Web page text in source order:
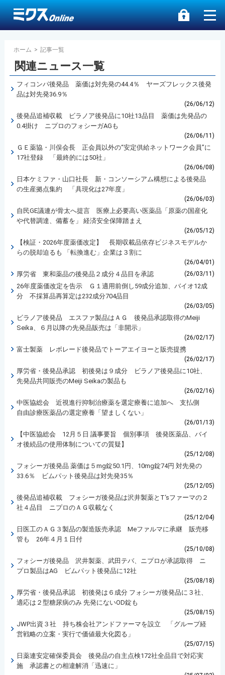
ホーム > 記事一覧
関連ニュース一覧
フィコンパ後発品 薬価は対先発の44.4％ ヤーズフレックス後発
品は対先発36.9％
(26/06/12)
後発品追補収載 ビラノア後発品に10社13品目 薬価は先発品の
0.4掛け ニプロのフォシーガAGも
(26/06/11)
ＧＥ薬協・川俣会長 正会員以外の“安定供給ネットワーク会員”に
17社登録 「最終的には50社」
(26/06/08)
日本ケミファ・山口社長 新・コンソーシアム構想による後発品
の生産拠点集約 「具現化は27年度」
(26/06/03)
自民GE議連が骨太へ提言 医療上必要高い医薬品「原薬の国産化
や代替調達、備蓄を」 経済安全保障踏まえ
(26/05/12)
【検証・2026年度薬価改定】 長期収載品依存ビジネスモデルか
らの脱却迫るも 「転換進む」企業は３割に
(26/04/01)
厚労省 東和薬品の後発品２成分４品目を承認 (26/03/11)
26年度薬価改定を告示 Ｇ１適用前倒し59成分追加、バイオ12成
分 不採算品再算定は232成分704品目
(26/03/05)
ビラノア後発品 エスファ製品はＡＧ 後発品承認取得のMeiji
Seika、６月以降の先発品販売は「非開示」
(26/02/17)
富士製薬 レボレード後発品でトーアエイヨーと販売提携
(26/02/17)
厚労省・後発品承認 初後発は９成分 ビラノア後発品に10社、
先発品共同販売のMeiji Seikaの製品も
(26/02/16)
中医協総会 近視進行抑制治療薬を選定療養に追加へ 支払側
自由診療医薬品の選定療養「望ましくない」
(26/01/13)
【中医協総会 12月５日 議事要旨 個別事項 後発医薬品、バイ
オ後続品の使用体制についての質疑】
(25/12/08)
フォシーガ後発品 薬価は５mg錠50.1円、10mg錠74円 対先発の
33.6％ ビムパット後発品は対先発35％
(25/12/05)
後発品追補収載 フォシーガ後発品は沢井製薬とT‘sファーマの２
社４品目 ニプロのＡＧ収載なく
(25/12/04)
日医工のＡＧ３製品の製造販売承認 Meファルマに承継 販売移
管も 26年４月１日付
(25/10/08)
フォシーガ後発品 沢井製薬、武田テバ、ニプロが承認取得 ニ
プロ製品はAG ビムパット後発品に12社
(25/08/18)
厚労省・後発品承認 初後発は６成分 フォシーガ後発品に３社、
適応は２型糖尿病のみ 先発にないOD錠も
(25/08/15)
JWP出資３社 持ち株会社アンドファーマを設立 「グループ経
営戦略の立案・実行で価値最大化図る」
(25/07/15)
日薬連安定確保委員会 後発品の自主点検172社全品目で対応実
施 承認書との相違解消「迅速に」